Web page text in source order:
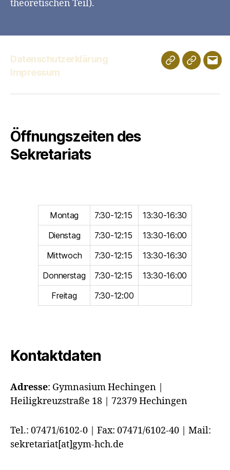
theoretischen Teil).
Datenschutzerklärung
Impressum
Schulportfolio
Digitales
E-
Öffnungszeiten des
Sekretariats
Montag 7:30-12:15
13:30-16:30
Dienstag
7:30-12:15
13:30-16:00
Mittwoch
7:30-12:15
13:30-16:30
Donnerstag
7:30-12:15
13:30-16:00
Freitag
7:30-12:00
Kontaktdaten
Adresse: Gymnasium Hechingen |
Heiligkreuzstraße 18 | 72379 Hechingen
Tel.: 07471/6102-0 | Fax: 07471/6102-40 | Mail:
sekretariat[at]gym-hch.de